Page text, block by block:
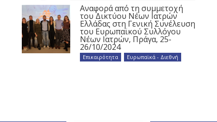
Αναφορά από τη συμμετοχή
του Δικτύου Νέων Ιατρών
Ελλάδας στη Γενική Συνέλευση
του Ευρωπαϊκού Συλλόγου
Νέων Ιατρών, Πράγα, 25-
26/10/2024
Επικαιρότητα Ευρωπαϊκά - Διεθνή